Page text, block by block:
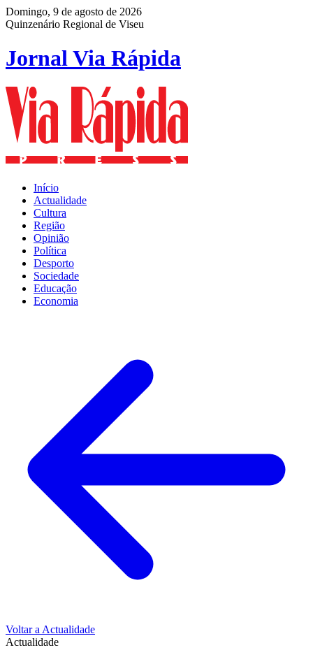
Domingo, 9 de agosto de 2026
Quinzenário Regional de Viseu
Jornal Via Rápida
Início
Actualidade
Cultura
Região
Opinião
Política
Desporto
Sociedade
Educação
Economia
Voltar a Actualidade
Actualidade